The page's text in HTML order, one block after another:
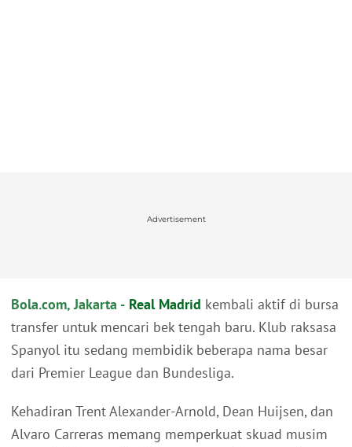
Advertisement
Bola.com, Jakarta - Real Madrid kembali aktif di bursa
transfer untuk mencari bek tengah baru. Klub raksasa
Spanyol itu sedang membidik beberapa nama besar
dari Premier League dan Bundesliga.
Kehadiran Trent Alexander-Arnold, Dean Huijsen, dan
Alvaro Carreras memang memperkuat skuad musim